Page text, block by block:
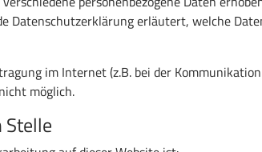
Datenschutzerklärung erläutert, welche
im Internet (z.B. bei der
möglich.